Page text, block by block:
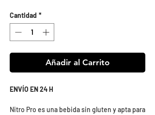
Cantidad *
Añadir al Carrito
ENVÍO EN 24 H
Nitro Pro es una bebida sin gluten y apta para